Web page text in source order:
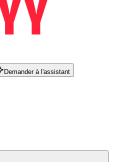
Demander à l'assistant